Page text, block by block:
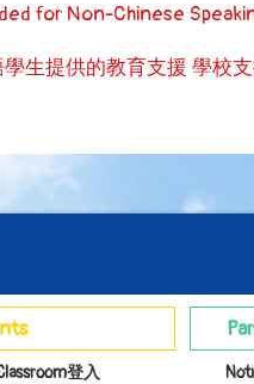
for Non-Chinese
生提供的教育支援 學校
登入